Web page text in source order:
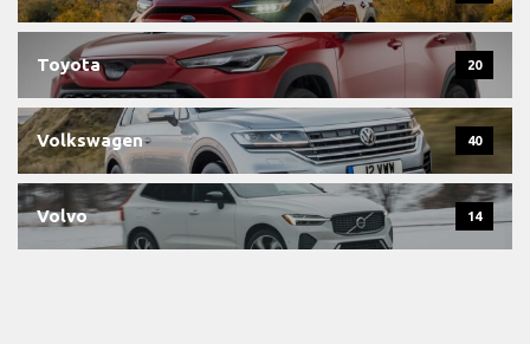
Toyota 20
Volkswagen 40
Volvo 14